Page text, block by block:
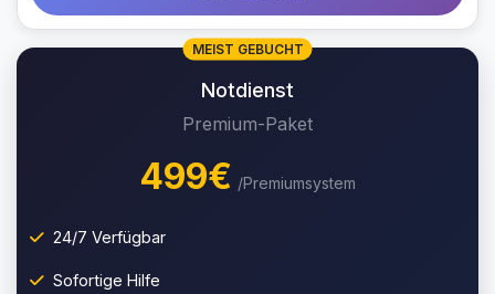
MEIST GEBUCHT
Notdienst
Premium-Paket
499€ /Premiumsystem
24/7 Verfügbar
Sofortige Hilfe